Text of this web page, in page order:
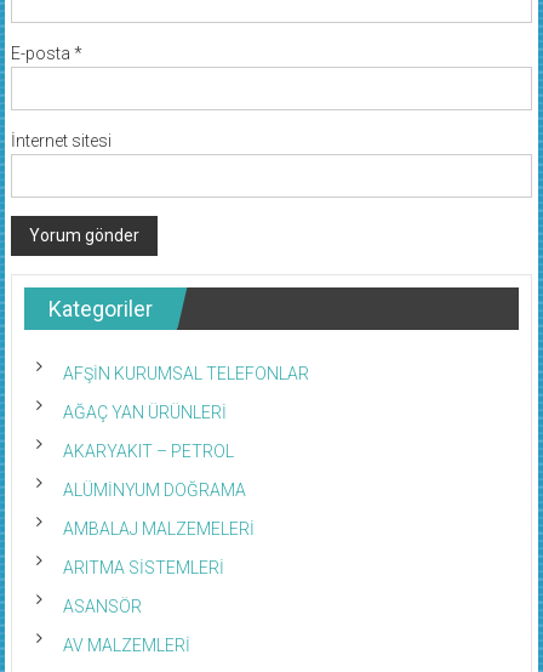
E-posta *
İnternet sitesi
Kategoriler
AFŞİN KURUMSAL TELEFONLAR
AĞAÇ YAN ÜRÜNLERİ
AKARYAKIT – PETROL
ALÜMİNYUM DOĞRAMA
AMBALAJ MALZEMELERİ
ARITMA SİSTEMLERİ
ASANSÖR
AV MALZEMLERİ